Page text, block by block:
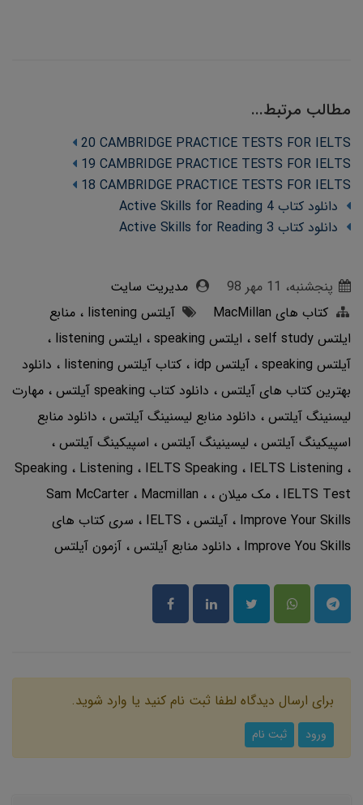
مطالب مرتبط...
20 CAMBRIDGE PRACTICE TESTS FOR IELTS
19 CAMBRIDGE PRACTICE TESTS FOR IELTS
18 CAMBRIDGE PRACTICE TESTS FOR IELTS
دانلود کتاب Active Skills for Reading 4
دانلود کتاب Active Skills for Reading 3
پنجشنبه، 11 مهر 98
مدیریت سایت
کتاب های MacMillan
آیلتس listening
منابع
ایلتس self study
ایلتس speaking
ایلتس listening
آیلتس speaking
آیلتس idp کتاب آیلتس listening
دانلود
بهترین کتاب های آیلتس
دانلود کتاب speaking آیلتس
مهارت
لیسنینگ آیلتس
دانلود منابع لیسنینگ آیلتس
دانلود منابع
اسپیکینگ آیلتس
لیسینینگ آیلتس
اسپیکینگ آیلتس
Speaking
Listening IELTS Speaking
IELTS Listening
IELTS Test
مک میلان Sam McCarter
Macmillan
Improve Your Skills
آیلتس IELTS
سری کتاب های
Improve You Skills
دانلود منابع آیلتس آزمون آیلتس
برای ارسال دیدگاه لطفا ثبت نام کنید یا وارد شوید.
ورود ثبت نام